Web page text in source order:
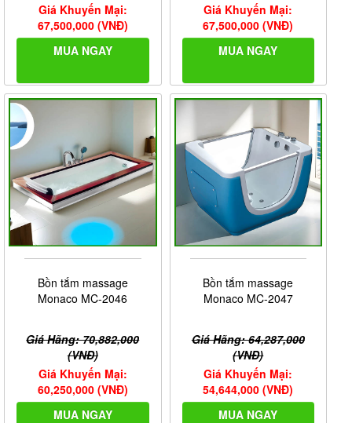
Giá Khuyến Mại:
67,500,000 (VNĐ)
MUA NGAY
Giá Khuyến Mại:
67,500,000 (VNĐ)
MUA NGAY
Bồn tắm massage
Monaco MC-2046
Giá Hãng: 70,882,000
(VNĐ)
Giá Khuyến Mại:
60,250,000 (VNĐ)
MUA NGAY
Bồn tắm massage
Monaco MC-2047
Giá Hãng: 64,287,000
(VNĐ)
Giá Khuyến Mại:
54,644,000 (VNĐ)
MUA NGAY